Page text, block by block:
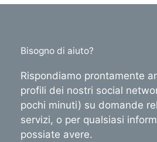
Bisogno di aiuto?
Rispondiamo prontamente
profili dei nostri social
pochi minuti) su domande
servizi, o per qualsiasi
possiate avere.